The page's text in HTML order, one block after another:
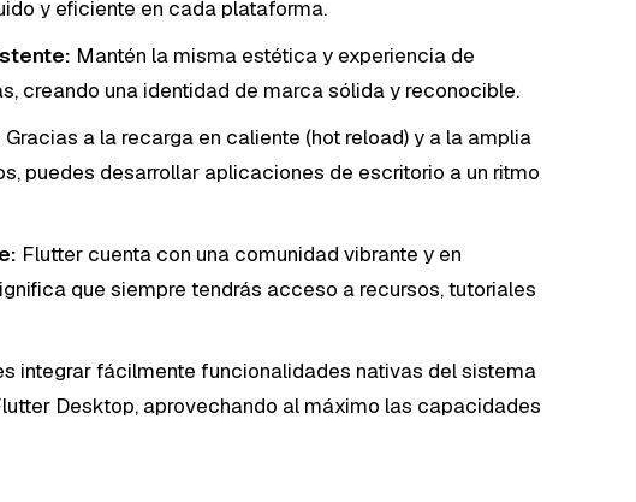
y eficiente en cada plataforma.
Mantén la misma estética y experiencia de
creando una identidad de marca sólida y reconocible.
Gracias a la recarga en caliente (hot reload) y a la amplia
puedes desarrollar aplicaciones de escritorio a un ritmo
Flutter cuenta con una comunidad vibrante y en
que siempre tendrás acceso a recursos, tutoriales
integrar fácilmente funcionalidades nativas del sistema
Desktop, aprovechando al máximo las capacidades